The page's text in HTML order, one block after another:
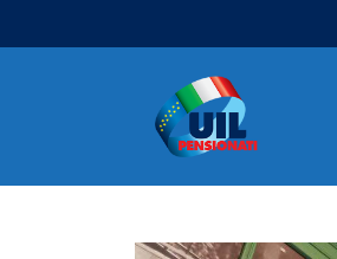
Navigazione principale